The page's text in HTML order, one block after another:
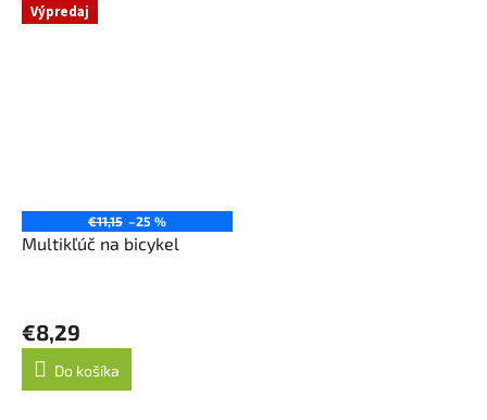
Výpredaj
€11,15 –25 %
Multikľúč na bicykel
€8,29
Do košíka